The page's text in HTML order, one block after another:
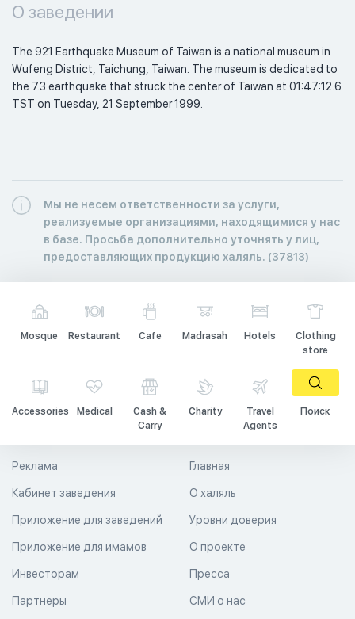
О заведении
The 921 Earthquake Museum of Taiwan is a national museum in
Wufeng District, Taichung, Taiwan. The museum is dedicated to
the 7.3 earthquake that struck the center of Taiwan at 01:47:12.6
TST on Tuesday, 21 September 1999.
Мы не несем ответственности за услуги,
реализуемые организациями, находящимися у нас
в базе. Просьба дополнительно уточнять у лиц,
предоставляющих продукцию халяль. (37813)
Mosque Restaurant Cafe Madrasah Hotels
Clothing
store
Accessories Medical
Cash &
Carry
Charity
Travel
Agents
Поиск
Главная
О халяль
Уровни доверия
Реклама
Кабинет заведения
Приложение для заведений
Приложение для имамов О проекте
Пресса
СМИ о нас
Инвесторам
Партнеры